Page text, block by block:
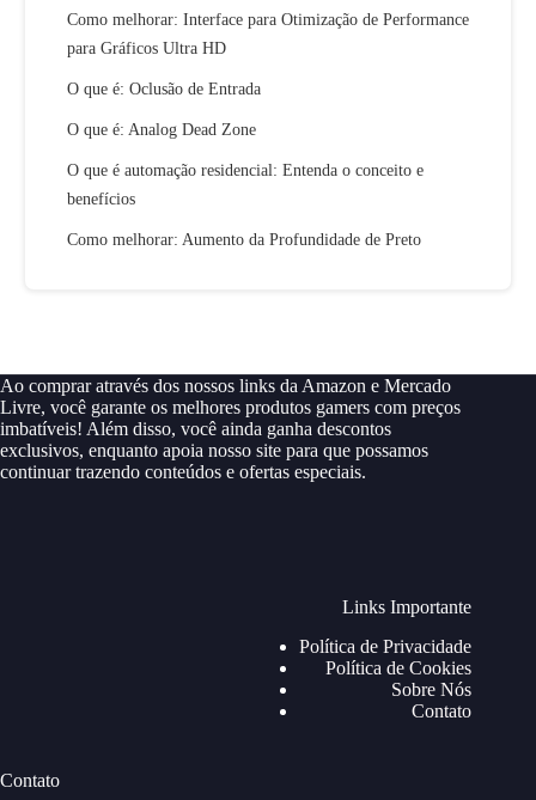
Como melhorar: Interface para Otimização de Performance
para Gráficos Ultra HD
O que é: Oclusão de Entrada
O que é: Analog Dead Zone
O que é automação residencial: Entenda o conceito e
benefícios
Como melhorar: Aumento da Profundidade de Preto
Ao comprar através dos nossos links da Amazon e Mercado
Livre, você garante os melhores produtos gamers com preços
imbatíveis! Além disso, você ainda ganha descontos
exclusivos, enquanto apoia nosso site para que possamos
continuar trazendo conteúdos e ofertas especiais.
Links Importante
Política de Privacidade
Política de Cookies
Sobre Nós
Contato
Contato